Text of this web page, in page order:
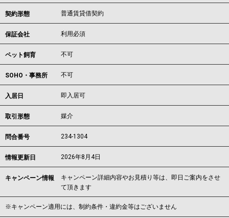
契約形態 普通賃貸借契約
保証会社 利用必須
ペット飼育 不可
SOHO・事務所 不可
入居日 即入居可
取引形態 媒介
問合番号 234-1304
情報更新日 2026年8月4日
キャンペーン情報
キャンペーン詳細内容やお見積り等は、即日ご案内をさせ
て頂きます
※キャンペーン適用には、制約条件・違約金等はございません